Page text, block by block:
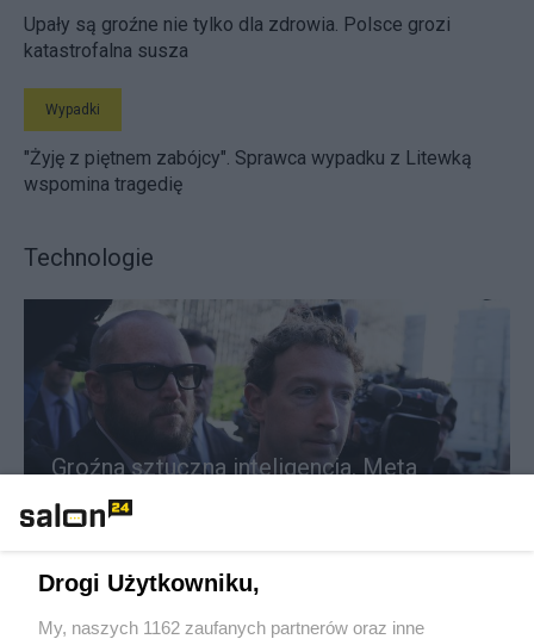
Upały są groźne nie tylko dla zdrowia. Polsce grozi
katastrofalna susza
Wypadki
"Żyję z piętnem zabójcy". Sprawca wypadku z Litewką
wspomina tragedię
Technologie
Groźna sztuczna inteligencja. Meta
alarmuje o włamaniu do systemu
Drogi Użytkowniku,
My, naszych 1162 zaufanych partnerów oraz inne